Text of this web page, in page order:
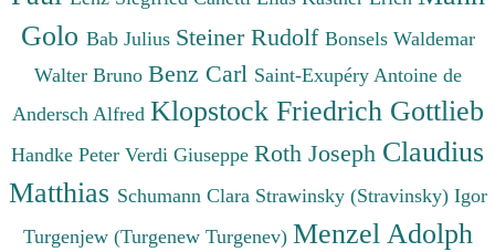
Golo Bab Julius Steiner Rudolf Bonsels Waldemar
Walter Bruno Benz Carl Saint-Exupéry Antoine de
Andersch Alfred Klopstock Friedrich Gottlieb
Handke Peter Verdi Giuseppe Roth Joseph Claudius
Matthias Schumann Clara Strawinsky (Stravinsky) Igor
Turgenjew (Turgenew Turgenev) Menzel Adolph